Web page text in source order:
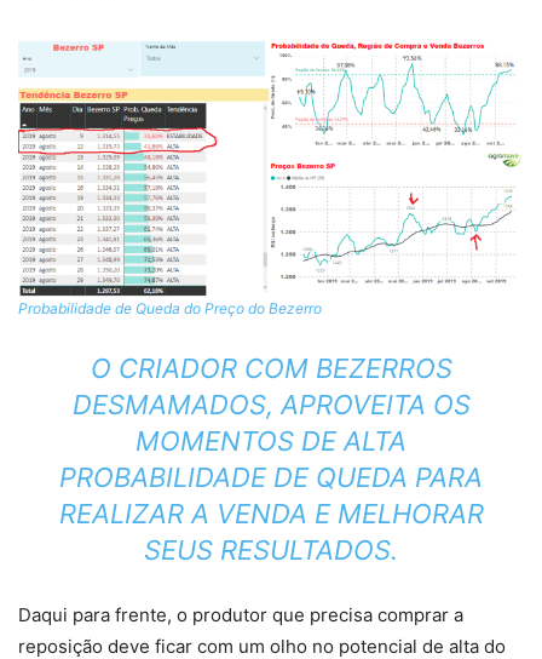
Probabilidade de Queda do Preço do Bezerro
O CRIADOR COM BEZERROS
DESMAMADOS, APROVEITA OS
MOMENTOS DE ALTA
PROBABILIDADE DE QUEDA PARA
REALIZAR A VENDA E MELHORAR
SEUS RESULTADOS.
Daqui para frente, o produtor que precisa comprar a
reposição deve ficar com um olho no potencial de alta do